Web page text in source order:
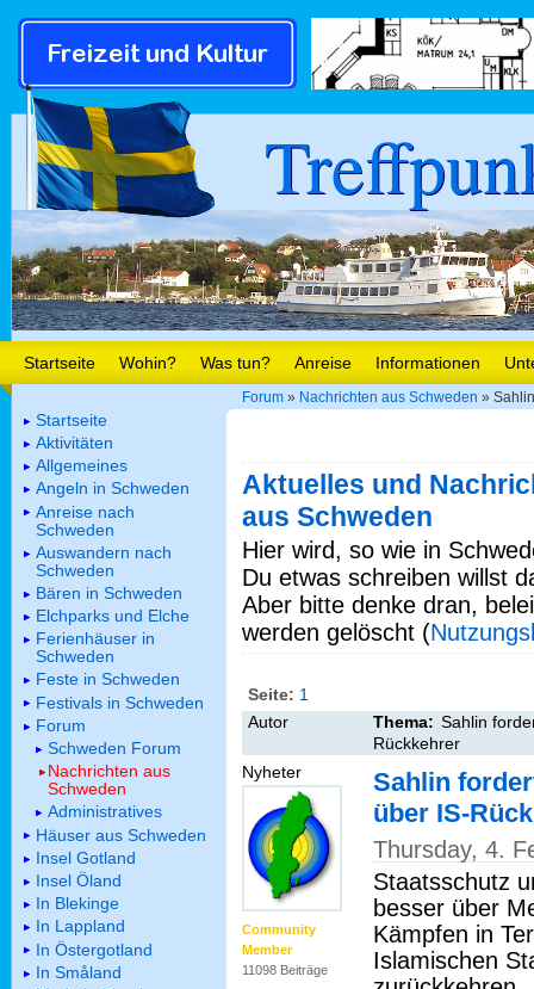
Startseite Wohin? Was tun? Anreise Informationen
Forum » Nachrichten aus Schweden »
Aktuelles und
aus Schweden
Hier wird, so wie in
Du etwas schreiben willst
Aber bitte denke dran,
werden gelöscht (
Seite: 1
Autor
Thema: Sahlin
Rückkehrer
Nyheter
Community
Member
11098 Beiträge
Sahlin
über IS-
Thursday, 4.
Staatsschutz
besser über
Kämpfen in
Islamischen
Startseite
Aktivitäten
Allgemeines
Angeln in Schweden
Anreise nach
Schweden
Auswandern nach
Schweden
Bären in Schweden
Elchparks und Elche
Ferienhäuser in
Schweden
Feste in Schweden
Festivals in Schweden
Forum
Schweden Forum
Nachrichten aus
Schweden
Administratives
Häuser aus Schweden
Insel Gotland
Insel Öland
In Blekinge
In Lappland
In Östergotland
In Småland